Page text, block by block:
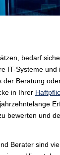
bedarf
IT-Systeme
Beratung
in Ihrer
bewerten und
Berater sind